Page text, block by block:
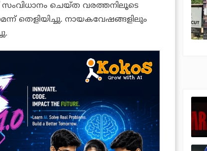
ചെയ്ത വരത്തനിലൂടെ
തെളിയിച്ചു. നായകവേഷങ്ങളിലും